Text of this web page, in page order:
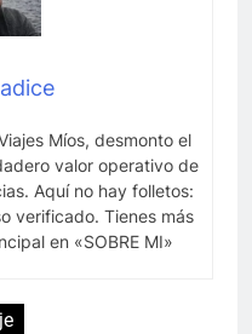
Míos, desmonto el
valor operativo de
Aquí no hay folletos:
verificado. Tienes más
en «SOBRE MI»